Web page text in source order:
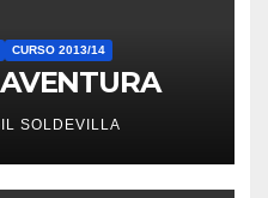
CURSO 2013/14
SOLDEVILLA